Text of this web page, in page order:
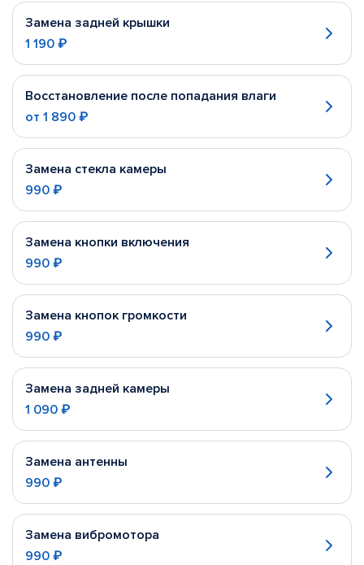
Замена задней крышки
1 190 ₽
Восстановление после попадания влаги
от 1 890 ₽
Замена стекла камеры
990 ₽
Замена кнопки включения
990 ₽
Замена кнопок громкости
990 ₽
Замена задней камеры
1 090 ₽
Замена антенны
990 ₽
Замена вибромотора
990 ₽